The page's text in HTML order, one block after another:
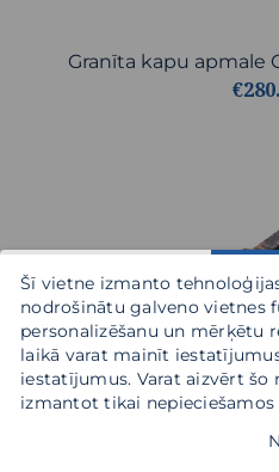
Granīta kapu apmale
Šī vietne izmanto
nodrošinātu galveno vietnes
personalizēšanu un mērķētu
laikā varat mainīt
iestatījumus. Varat aizvērt
izmantot tikai nepieciešamos